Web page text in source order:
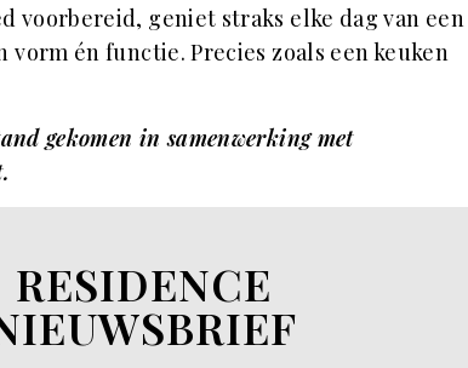
voorbereid, geniet straks elke dag van een
én functie. Precies zoals een keuken
gekomen in samenwerking met
RESIDENCE